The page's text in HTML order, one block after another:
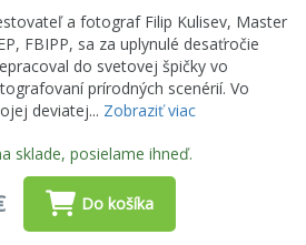
a fotograf Filip Kulisev, Master
FBIPP, sa za uplynulé desaťročie
do svetovej špičky vo
prírodných scenérií. Vo
deviatej... Zobraziť viac
sklade, posielame ihneď.
Do košíka